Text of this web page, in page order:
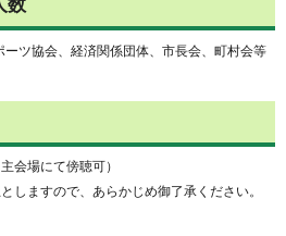
数
ツ協会、経済関係団体、市長会、町村会等
会場にて傍聴可）
しますので、あらかじめ御了承ください。